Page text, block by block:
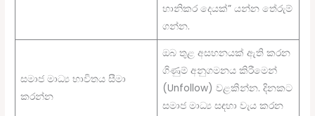
හානිකර දෙයක්” යන්න තේරුම්
ගන්න.
සමාජ මාධ්‍ය භාවිතය සීමා
කරන්න
ඔබ තුළ අසහනයක් ඇති කරන
ගිණුම් අනුගමනය කිරීමෙන්
(Unfollow) වළකින්න. දිනකට
සමාජ මාධ්‍ය සඳහා වැය කරන